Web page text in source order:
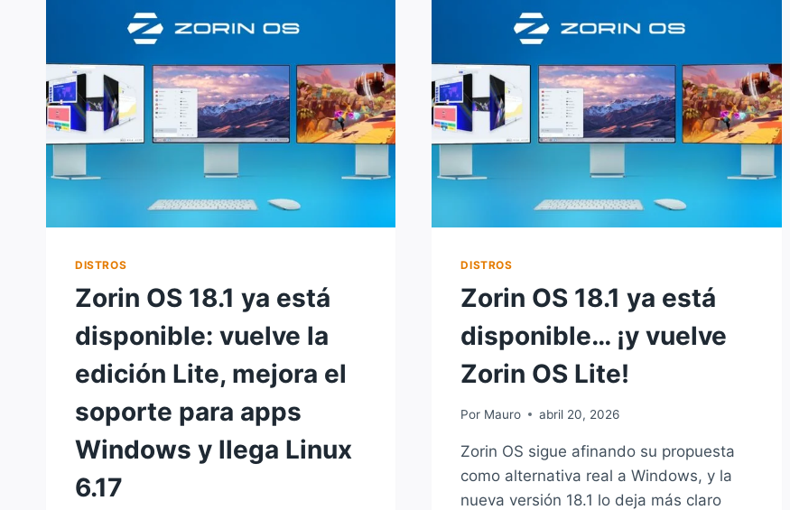
DISTROS
Zorin OS 18.1 ya está
disponible: vuelve la
edición Lite, mejora el
soporte para apps
Windows y llega Linux
6.17
DISTROS
Zorin OS 18.1 ya está
disponible… ¡y vuelve
Zorin OS Lite!
Por Mauro abril 20, 2026
Zorin OS sigue afinando su propuesta
como alternativa real a Windows, y la
nueva versión 18.1 lo deja más claro